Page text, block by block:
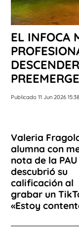
EL INFOCA
Publicado 11 Jun 2026 15:38
Valeria
alumna con
nota de la
descubrió su
calificación al
grabar un
«Estoy